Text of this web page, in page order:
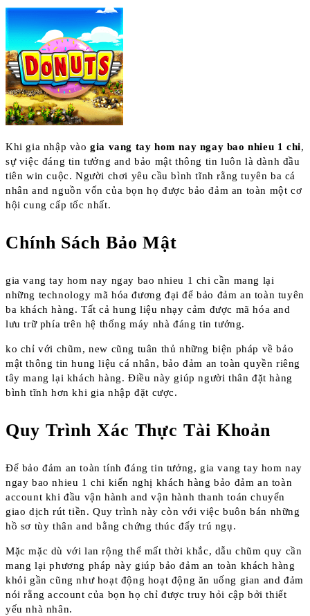
Khi gia nhập vàogia vang tay hom nay ngay bao nhieu 1 chi,
sự việc đáng tin tưởng and bảo mật thông tin luôn là dành đầu
tiên win cuộc. Người chơi yêu cầu bình tĩnh rằng tuyên ba cá
nhân and nguồn vốn của bọn họ được bảo đảm an toàn một cơ
hội cung cấp tốc nhất.
Chính Sách Bảo Mật
gia vang tay hom nay ngay bao nhieu 1 chi cần mang lại
những technology mã hóa đương đại để bảo đảm an toàn tuyên
ba khách hàng. Tất cả hung liệu nhạy cảm được mã hóa and
lưu trữ phía trên hệ thống máy nhà đáng tin tưởng.
ko chỉ với chũm, new cũng tuân thủ những biện pháp về bảo
mật thông tin hung liệu cá nhân, bảo đảm an toàn quyền riêng
tây mang lại khách hàng. Điều này giúp người thân đặt hàng
bình tĩnh hơn khi gia nhập đặt cược.
Quy Trình Xác Thực Tài Khoản
Để bảo đảm an toàn tính đáng tin tưởng, gia vang tay hom nay
ngay bao nhieu 1 chi kiến nghị khách hàng bảo đảm an toàn
account khi đầu vận hành and vận hành thanh toán chuyển
giao dịch rút tiền. Quy trình này còn với việc buôn bán những
hồ sơ tùy thân and bằng chứng thúc đẩy trú ngụ.
Mặc mặc dù với lan rộng thể mất thời khắc, dẫu chũm quy cần
mang lại phương pháp này giúp bảo đảm an toàn khách hàng
khỏi gần cũng như hoạt động hoạt động ăn uống gian and đảm
nói rằng account của bọn họ chỉ được truy hỏi cập bởi thiết
yếu nhà nhân.